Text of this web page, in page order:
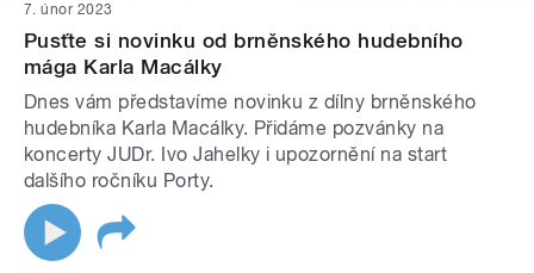
7. únor 2023
Pusťte si novinku od brněnského hudebního
mága Karla Macálky
Dnes vám představíme novinku z dílny brněnského
hudebníka Karla Macálky. Přidáme pozvánky na
koncerty JUDr. Ivo Jahelky i upozornění na start
dalšího ročníku Porty.